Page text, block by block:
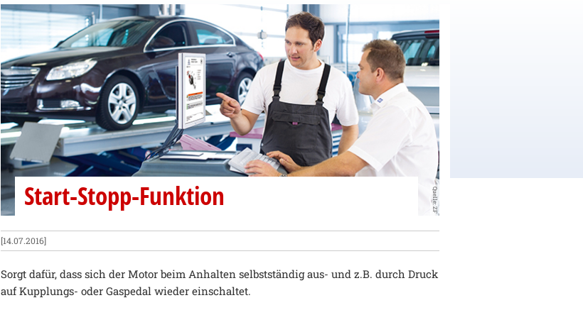
Quelle: ZF
Start-Stopp-Funktion
[14.07.2016]
Sorgt dafür, dass sich der Motor beim Anhalten selbstständig aus- und z.B. durch Druck
auf Kupplungs- oder Gaspedal wieder einschaltet.